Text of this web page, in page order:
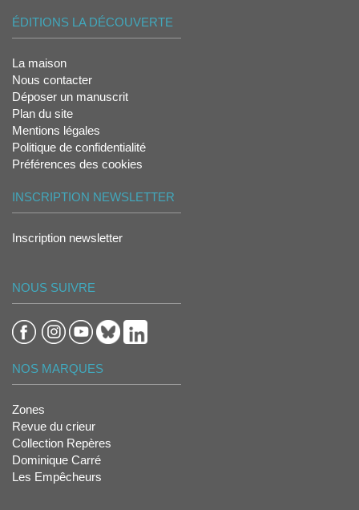
ÉDITIONS LA DÉCOUVERTE
La maison
Nous contacter
Déposer un manuscrit
Plan du site
Mentions légales
Politique de confidentialité
Préférences des cookies
INSCRIPTION NEWSLETTER
Inscription newsletter
NOUS SUIVRE
NOS MARQUES
Zones
Revue du crieur
Collection Repères
Dominique Carré
Les Empêcheurs